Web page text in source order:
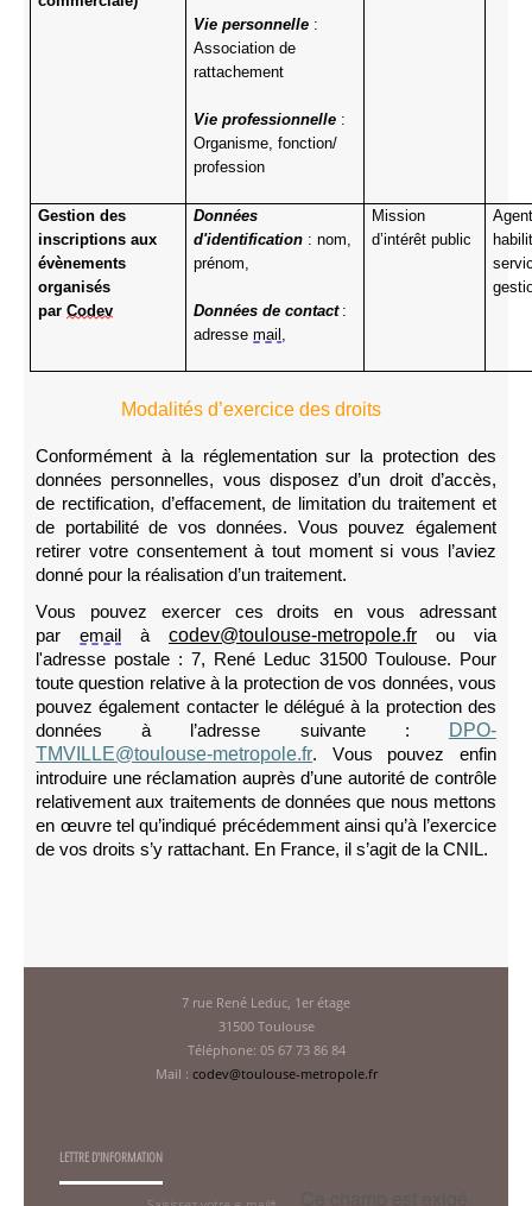
Vie personnelle :
Association de
rattachement
Vie professionnelle :
Organisme, fonction/
profession
Gestion des
inscriptions aux
évènements
organisés
parCodev
Données
d'identification : nom,
prénom,
Données de contact:
adressemail
Mission
d’intérêt public
Modalités d’exercice des droits
Conformément à la réglementation sur la protection des
données personnelles, vous disposez d’un droit d’accès,
de rectification, d’effacement, de limitation du traitement et
de portabilité de vos données. Vous pouvez également
retirer votre consentement à tout moment si vous l’aviez
donné pour la réalisation d’un traitement.
Vous pouvez exercer ces droits en vous adressant
paremail à codev@toulouse-metropole.frou via
l'adresse postale : 7, René Leduc 31500 Toulouse. Pour
toute question relative à la protection de vos données, vous
pouvez également contacter le délégué à la protection des
données à l’adresse suivante :
DPO-
TMVILLE@toulouse-metropole.fr. Vous pouvez enfin
introduire une réclamation auprès d’une autorité de contrôle
relativement aux traitements de données que nous mettons
en œuvre tel qu’indiqué précédemment ainsi qu’à l’exercice
de vos droits s’y rattachant. En France, il s’agit de la CNIL.
7 rue René Leduc, 1er étage
31500 Toulouse
Téléphone: 05 67 73 86 84
Mail : codev@toulouse-metropole.fr
LETTRE D'INFORMATION